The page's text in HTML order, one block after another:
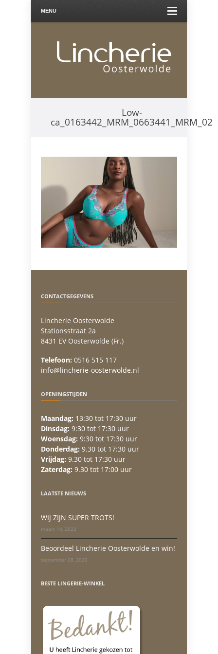
MENU
Low-
ca_0163442_MRM_0663441_MRM_02
CONTACTGEGEVENS
Lincherie Oosterwolde
Stationsstraat 2a
8431 EV Oosterwolde (Fr.)
Telefoon: 0516 515 117
info@lincherie-oosterwolde.nl
OPENINGSTIJDEN
Maandag: 13:30 tot 17:30 uur
Dinsdag: 9:30 tot 17:30 uur
Woensdag: 9:30 tot 17:30 uur
Donderdag: 9.30 tot 17:30 uur
Vrijdag: 9.30 tot 17:30 uur
Zaterdag: 9.30 tot 17:00 uur
LAATSTE NIEUWS
WIJ ZIJN SUPER TROTS!
maart 14, 2022
Beoordeel Lincherie Oosterwolde en win!
september 28, 2020
BESTE LINGERIE-WINKEL